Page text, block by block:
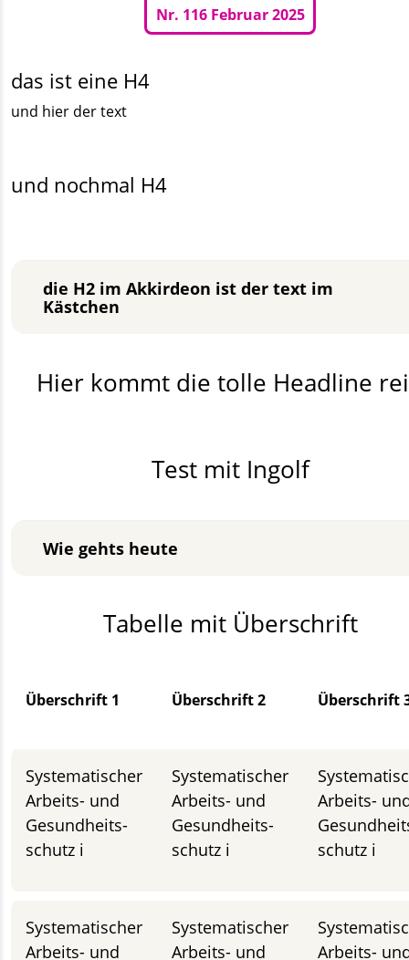
Nr. 116 Februar 2025
das ist eine H4
und hier der text
und nochmal H4
die H2 im Akkirdeon ist der text im
Kästchen
Hier kommt die tolle Headline
Test mit Ingolf
Wie gehts heute
Tabelle mit Überschrift
Überschrift 1 Überschrift 2 Überschrift
Systematischer
Arbeits- und
Gesund­heits­
schutz i
Systematischer
Arbeits- und
Gesund­heits­
schutz i
Arbeits-
schutz i
Systematischer
Arbeits- und
Systematischer
Arbeits- und
Arbeits-